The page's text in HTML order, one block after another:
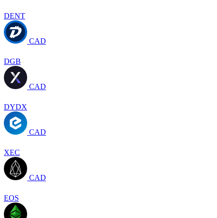
DENT
CAD
DGB
CAD
DYDX
CAD
XEC
CAD
EOS